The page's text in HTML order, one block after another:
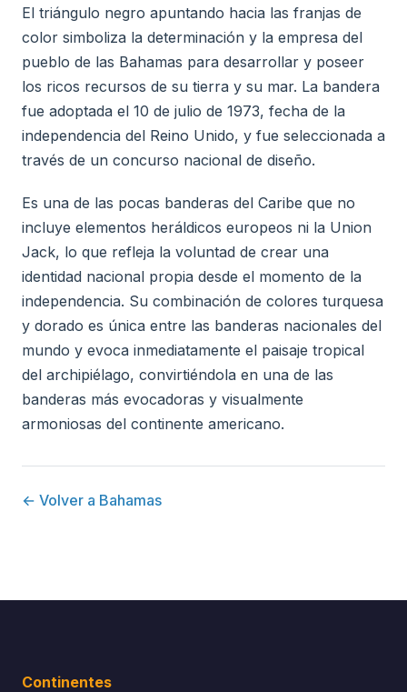
El triángulo negro apuntando hacia las franjas de
color simboliza la determinación y la empresa del
pueblo de las Bahamas para desarrollar y poseer
los ricos recursos de su tierra y su mar. La bandera
fue adoptada el 10 de julio de 1973, fecha de la
independencia del Reino Unido, y fue seleccionada a
través de un concurso nacional de diseño.
Es una de las pocas banderas del Caribe que no
incluye elementos heráldicos europeos ni la Union
Jack, lo que refleja la voluntad de crear una
identidad nacional propia desde el momento de la
independencia. Su combinación de colores turquesa
y dorado es única entre las banderas nacionales del
mundo y evoca inmediatamente el paisaje tropical
del archipiélago, convirtiéndola en una de las
banderas más evocadoras y visualmente
armoniosas del continente americano.
← Volver a Bahamas
Continentes